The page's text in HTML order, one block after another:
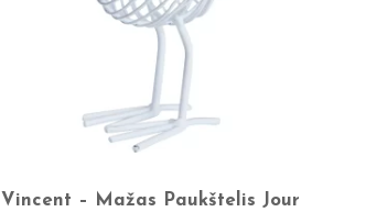
Vincent – Mažas Paukštelis Jour